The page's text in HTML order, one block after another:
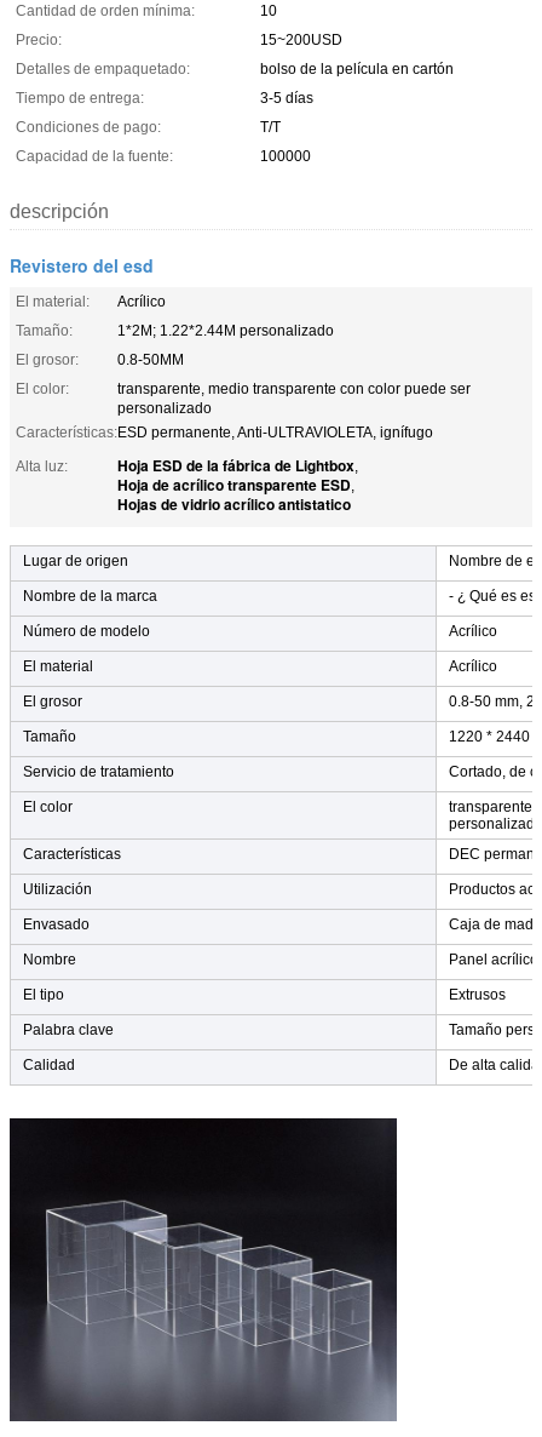
Cantidad de orden mínima:
10
Precio:
15~200USD
Detalles de empaquetado:
bolso de la película en cartón
Tiempo de entrega:
3-5 días
Condiciones de pago:
T/T
Capacidad de la fuente:
100000
descripción
Revistero del esd
El material:
Acrílico
Tamaño:
1*2M; 1.22*2.44M personalizado
El grosor:
0.8-50MM
El color:
transparente, medio transparente con color puede ser
personalizado
Características:ESD permanente, Anti-ULTRAVIOLETA, ignífugo
Alta luz:
Hoja ESD de la fábrica de Lightbox,
Hoja de acrílico transparente ESD,
Hojas de vidrio acrílico antistatico
Lugar de origen Nombre de
Nombre de la marca - ¿ Qué es
Número de modelo Acrílico
El material Acrílico
El grosor 0.8-50 mm,
Tamaño 1220 * 2440
Servicio de tratamiento Cortado, de
El color
transparente;
personalizado
Características
DEC
Utilización Productos
Envasado Caja de
Nombre Panel acrílico
El tipo Extrusos
Palabra clave Tamaño
Calidad De alta